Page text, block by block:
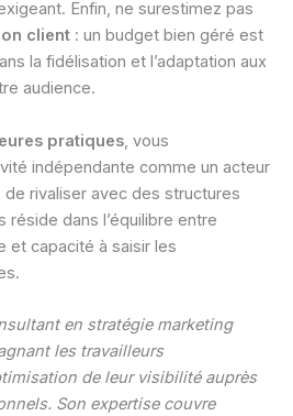
Enfin, ne surestimez pas
client : un budget bien géré est
la fidélisation et l’adaptation aux
audience.
pratiques, vous
indépendante comme un acteur
rivaliser avec des structures
dans l’équilibre entre
et capacité à saisir les
en stratégie marketing
les travailleurs
de leur visibilité auprès
Son expertise couvre